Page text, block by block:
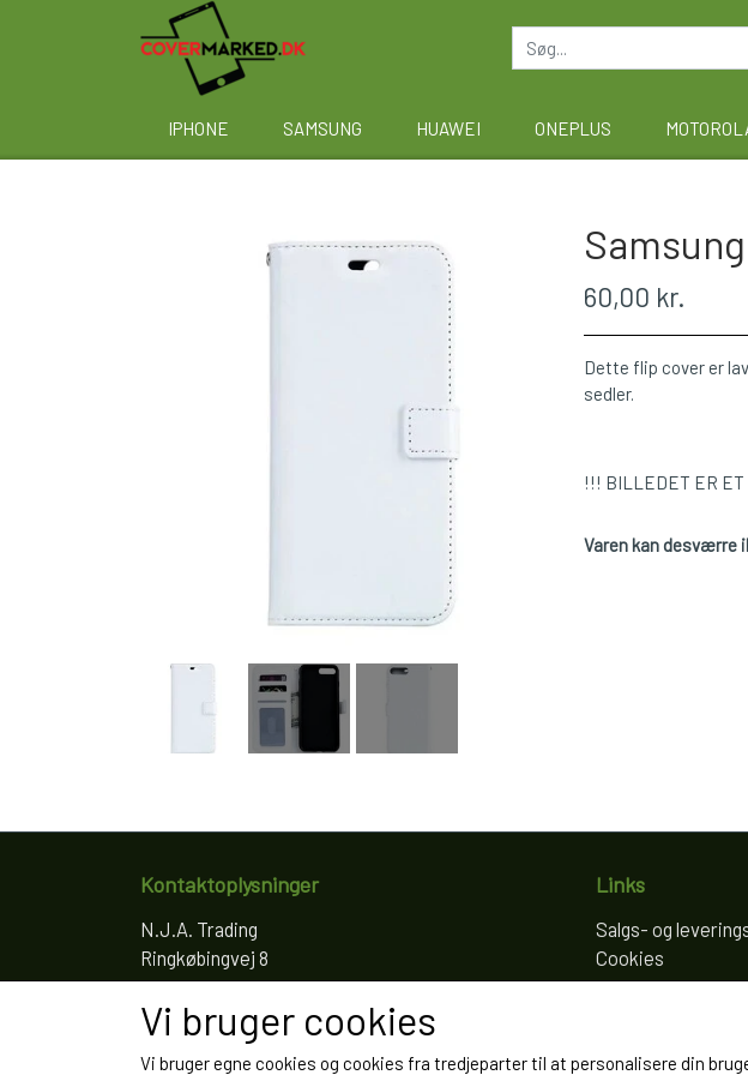
IPHONE SAMSUNG HUAWEI ONEPLUS
60,00 kr.
Dette flip cover er
sedler.
!!! BILLEDET ER ET
Varen kan desværre
Kontaktoplysninger
N.J.A. Trading
Ringkøbingvej 8
4200 Slagelse
Telefon: 61766797
CVR: 35022155
Links
Salgs- og
Cookies
Fortrydelse og
Vi bruger cookies
Vi bruger egne cookies og cookies fra tredjeparter til at personalisere din